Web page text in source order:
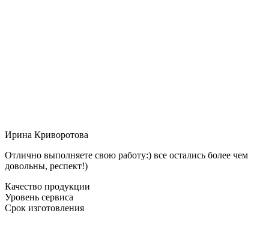
Ирина Криворотова
Отлично выполняете свою работу:) все остались более чем
довольны, респект!)
Качество продукции
Уровень сервиса
Срок изготовления